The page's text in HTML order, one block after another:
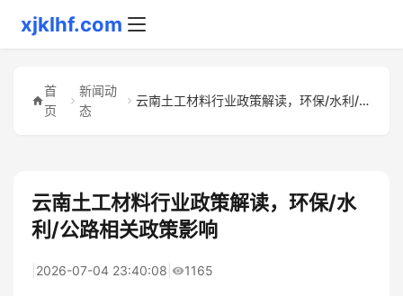
xjklhf.com
首
页
新闻动
态
云南土工材料行业政策解读，环保/水利/公路相关政策影响
云南土工材料行业政策解读，环保/水
利/公路相关政策影响
2026-07-04 23:40:08 1165